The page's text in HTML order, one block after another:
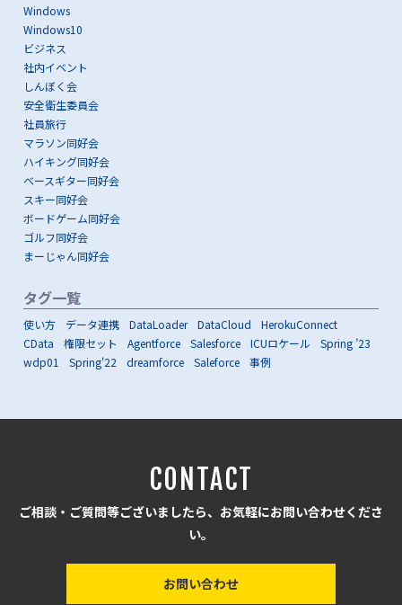
Windows
Windows10
ビジネス
社内イベント
しんぼく会
安全衛生委員会
社員旅行
マラソン同好会
ハイキング同好会
ベースギター同好会
スキー同好会
ボードゲーム同好会
ゴルフ同好会
まーじゃん同好会
タグ一覧
使い方 データ連携 DataLoader DataCloud
HerokuConnect
CData
権限セット Agentforce Salesforce ICUロケール
Spring ’23
wdp01
Spring'22 dreamforce Saleforce 事例
CONTACT
ご相談・ご質問等ございましたら、お気軽にお問い合わせくださ
い。
お問い合わせ